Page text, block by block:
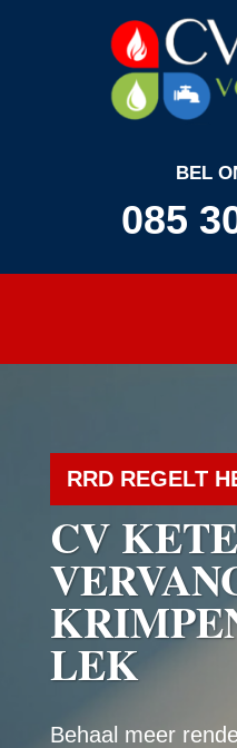
BEL
085
RRD REGELT
CV
LEK
Behaal meer